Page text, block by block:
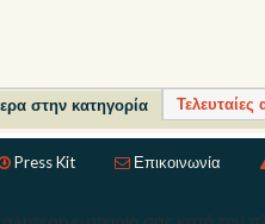
στην κατηγορία
Press Kit Επικοινωνία